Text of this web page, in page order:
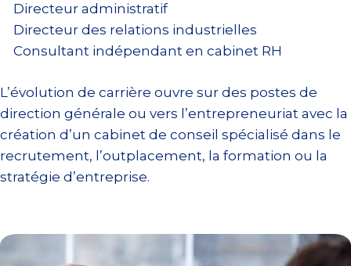
Directeur administratif
Directeur des relations industrielles
Consultant indépendant en cabinet RH
L’évolution de carrière ouvre sur des postes de
direction générale ou vers l’entrepreneuriat avec la
création d’un cabinet de conseil spécialisé dans le
recrutement, l’outplacement, la formation ou la
stratégie d’entreprise.